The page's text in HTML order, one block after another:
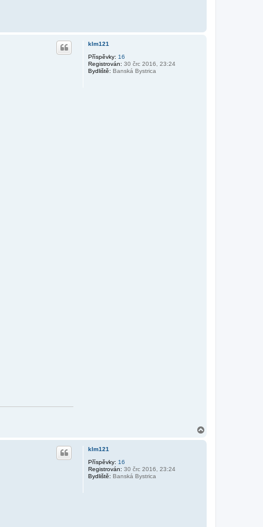
klm121
Příspěvky: 16
Registrován: 30 črc 2016, 23:24
Bydliště: Banská Bystrica
klm121
Příspěvky: 16
Registrován: 30 črc 2016, 23:24
Bydliště: Banská Bystrica